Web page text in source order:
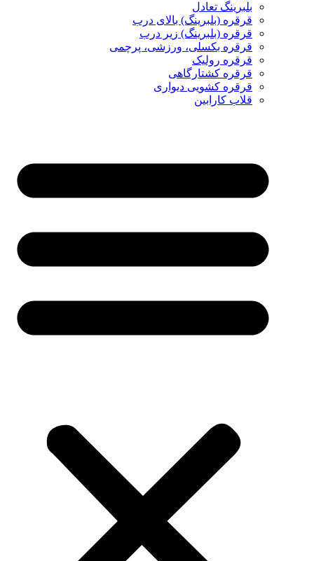
بلبرینگ تعادل
قرقره (بلبرینگ) بالای درب
قرقره (بلبرینگ) زیر درب
قرقره بکسلی، ورزشی، پرچمی
قرقره رولیک
قرقره کشتارگاهی
قرقره کشویی دیواری
قلاب کارابین